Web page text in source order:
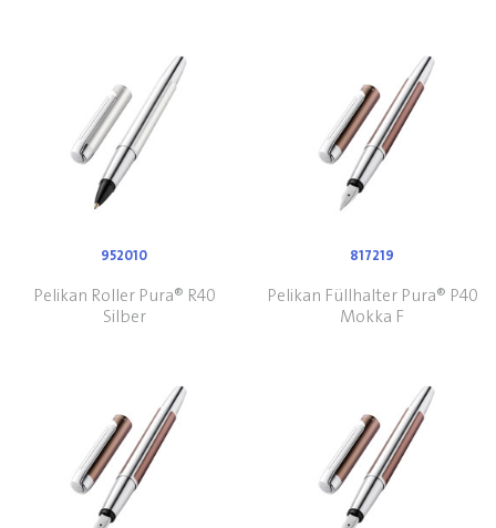
952010
Pelikan Roller Pura® R40
Silber
817219
Pelikan Füllhalter Pura® P40
Mokka F